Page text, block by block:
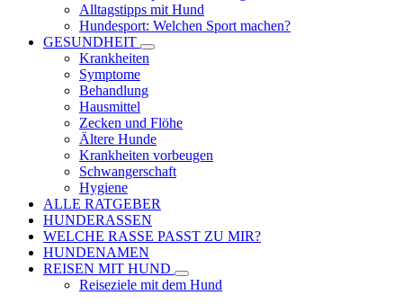
Alltagstipps mit Hund
Hundesport: Welchen Sport machen?
GESUNDHEIT
Krankheiten
Symptome
Behandlung
Hausmittel
Zecken und Flöhe
Ältere Hunde
Krankheiten vorbeugen
Schwangerschaft
Hygiene
ALLE RATGEBER
HUNDERASSEN
WELCHE RASSE PASST ZU MIR?
HUNDENAMEN
REISEN MIT HUND
Reiseziele mit dem Hund